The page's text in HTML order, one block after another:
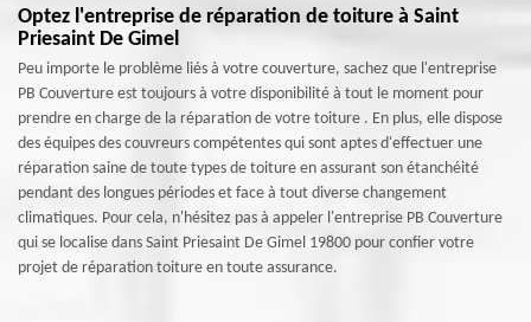
Optez l'entreprise de réparation de toiture à Saint
Priesaint De Gimel
Peu importe le problème liés à votre couverture, sachez que l'entreprise
PB Couverture est toujours à votre disponibilité à tout le moment pour
prendre en charge de la réparation de votre toiture . En plus, elle dispose
des équipes des couvreurs compétentes qui sont aptes d'effectuer une
réparation saine de toute types de toiture en assurant son étanchéité
pendant des longues périodes et face à tout diverse changement
climatiques. Pour cela, n'hésitez pas à appeler l'entreprise PB Couverture
qui se localise dans Saint Priesaint De Gimel 19800 pour confier votre
projet de réparation toiture en toute assurance.